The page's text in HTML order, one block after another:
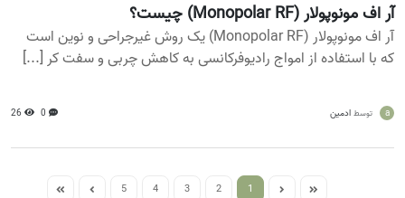
آر اف مونوپولار (Monopolar RF) چیست؟
آر اف مونوپولار (Monopolar RF) یک روش غیرجراحی و نوین است
که با استفاده از امواج رادیوفرکانسی به کاهش چربی و سفت کر [...]
a توسط ادمین 0
26
1
2
3
4
5